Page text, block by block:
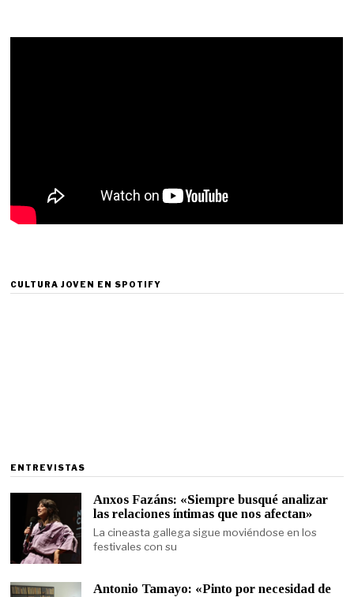
CULTURA JOVEN EN SPOTIFY
ENTREVISTAS
Anxos Fazáns: «Siempre busqué analizar
las relaciones íntimas que nos afectan»
La cineasta gallega sigue moviéndose en los
festivales con su
Antonio Tamayo: «Pinto por necesidad de